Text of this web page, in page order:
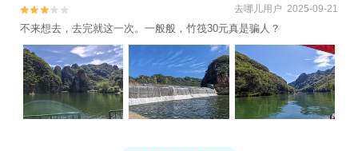

 去哪儿用户 2025-09-21
不来想去，去完就这一次。一般般，竹筏30元真是骗人？